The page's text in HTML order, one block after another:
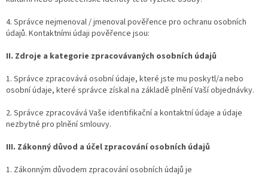
4. Správce nejmenoval / jmenoval pověřence pro ochranu osobních
údajů. Kontaktními údaji pověřence jsou:
II. Zdroje a kategorie zpracovávaných osobních údajů
1. Správce zpracovává osobní údaje, které jste mu poskytl/a nebo
osobní údaje, které správce získal na základě plnění Vaší objednávky.
2. Správce zpracovává Vaše identifikační a kontaktní údaje a údaje
nezbytné pro plnění smlouvy.
III. Zákonný důvod a účel zpracování osobních údajů
1. Zákonným důvodem zpracování osobních údajů je